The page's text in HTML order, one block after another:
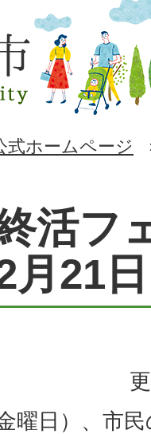
式ホームページ
活フ
月21
曜日）、市